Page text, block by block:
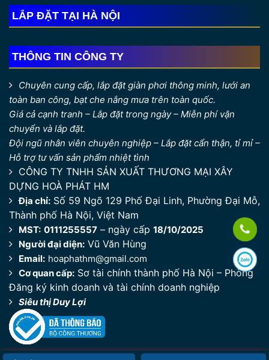
LẮP ĐẶT TẠI HÀ NỘI
THÔNG TIN CÔNG TY
Chuyên cung cấp, lắp đặt giàn phơi thông minh, lưới an
toàn ban công, bạt che nắng mưa trên toàn quốc.
Giá cả cạnh tranh – Lắp đặt trong ngày – Miễn phí vận
chuyển và lắp đặt.
Đội ngũ nhân viên chuyên nghiệp – Lắp đặt cẩn thận, tỉ mỉ –
Hỗ trợ tư vấn sản phẩm nhiệt tình
CÔNG TY TNHH SẢN XUẤT THƯƠNG MẠI XÂY
DỰNG HOÀ PHÁT HM
Địa chỉ: Số 59 Ngõ 129 Phố Đại Linh, Phường Đại Mỗ,
Thành phố Hà Nội, Việt Nam
MST: 0111255557 – ngày cấp 18/10/2025
Người đại diện: Vũ Văn Hùng
Email: hoaphathm@gmail.com
Cơ quan cấp: Sơ tài chính thành phố Hà Nội – Phòng
Đăng ký kinh doanh và tài chính doanh nghiệp
Siêu thị Duy Lợi